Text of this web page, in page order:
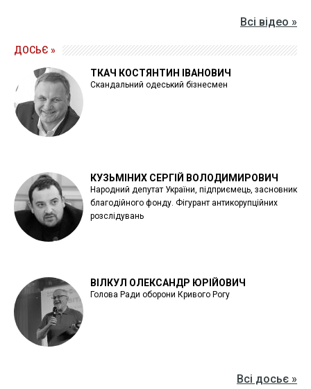
Всі відео »
ДОСЬЄ »
ТКАЧ КОСТЯНТИН ІВАНОВИЧ
Скандальний одеський бізнесмен
КУЗЬМІНИХ СЕРГІЙ ВОЛОДИМИРОВИЧ
Народний депутат України, підприємець, засновник
благодійного фонду. Фігурант антикорупційних
розслідувань
ВІЛКУЛ ОЛЕКСАНДР ЮРІЙОВИЧ
Голова Ради оборони Кривого Рогу
Всі досьє »